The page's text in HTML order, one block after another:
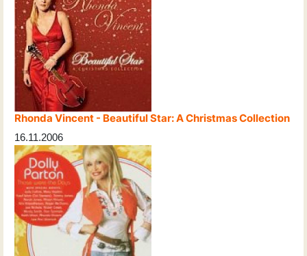
Rhonda Vincent - Beautiful Star: A Christmas Collection
16.11.2006